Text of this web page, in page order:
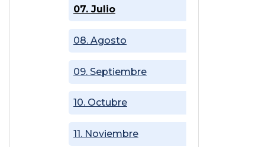
07. Julio
08. Agosto
09. Septiembre
10. Octubre
11. Noviembre